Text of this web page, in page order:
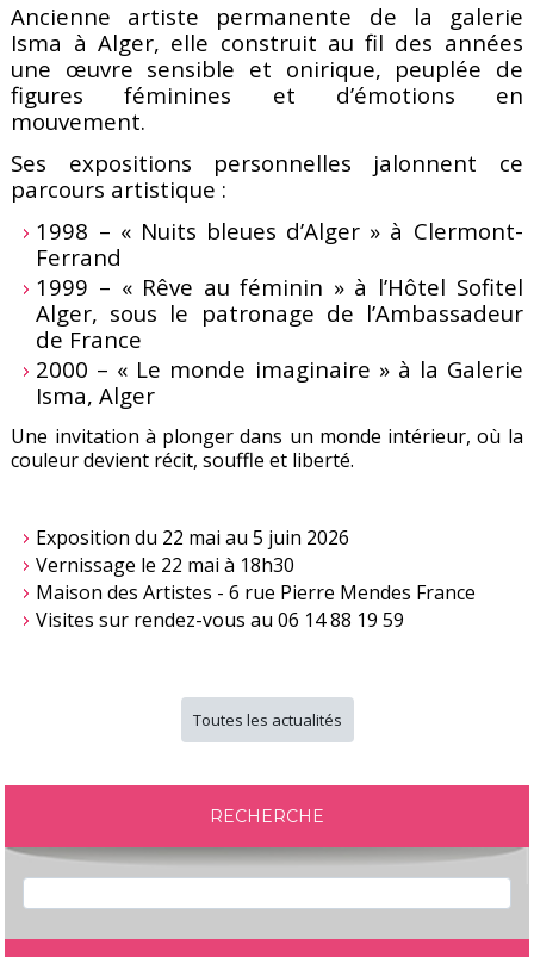
Ancienne artiste permanente de la galerie
Isma à Alger, elle construit au fil des années
une œuvre sensible et onirique, peuplée de
figures féminines et d’émotions en
mouvement.
Ses expositions personnelles jalonnent ce
parcours artistique :
1998 – « Nuits bleues d’Alger » à Clermont-
Ferrand
1999 – « Rêve au féminin » à l’Hôtel Sofitel
Alger, sous le patronage de l’Ambassadeur
de France
2000 – « Le monde imaginaire » à la Galerie
Isma, Alger
Une invitation à plonger dans un monde intérieur, où la
couleur devient récit, souffle et liberté.
Exposition du 22 mai au 5 juin 2026
Vernissage le 22 mai à 18h30
Maison des Artistes - 6 rue Pierre Mendes France
Visites sur rendez-vous au 06 14 88 19 59
Toutes les actualités
RECHERCHE